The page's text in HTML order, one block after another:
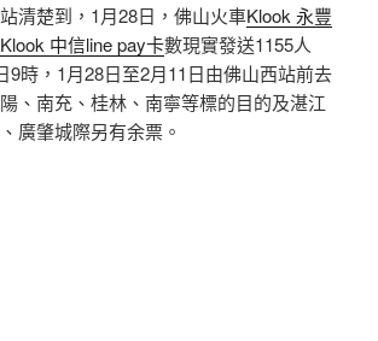
清楚到，1月28日，佛山火車Klook 永豐
Klook 中信line pay卡數現實發送1155人
9時，1月28日至2月11日由佛山西站前去
、南充、桂林、南寧等標的目的及湛江
廣肇城際另有余票。